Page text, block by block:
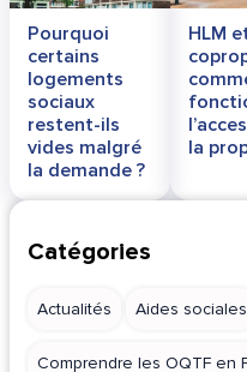
Pourquoi
certains
logements
sociaux
restent-ils
vides malgré
la demande ?
HLM
la
Catégories
Actualités Aides sociales
Comprendre les OQTF en